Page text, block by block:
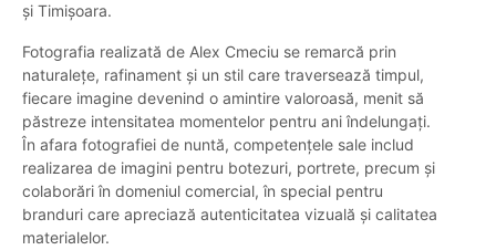
și Timișoara.
Fotografia realizată de Alex Cmeciu se remarcă prin
naturalețe, rafinament și un stil care traversează timpul,
fiecare imagine devenind o amintire valoroasă, menit să
păstreze intensitatea momentelor pentru ani îndelungați.
În afara fotografiei de nuntă, competențele sale includ
realizarea de imagini pentru botezuri, portrete, precum și
colaborări în domeniul comercial, în special pentru
branduri care apreciază autenticitatea vizuală și calitatea
materialelor.